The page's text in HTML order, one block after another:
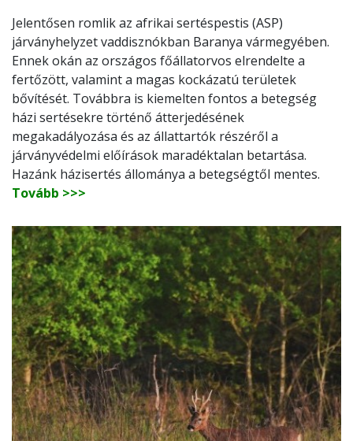
Jelentősen romlik az afrikai sertéspestis (ASP)
járványhelyzet vaddisznókban Baranya vármegyében.
Ennek okán az országos főállatorvos elrendelte a
fertőzött, valamint a magas kockázatú területek
bővítését. Továbbra is kiemelten fontos a betegség
házi sertésekre történő átterjedésének
megakadályozása és az állattartók részéről a
járványvédelmi előírások maradéktalan betartása.
Hazánk házisertés állománya a betegségtől mentes.
Tovább >>>